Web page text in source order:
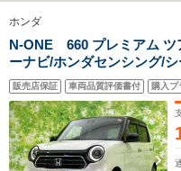
ホンダ
N-ONE 660 プレミアム
ーナビ/ホンダセンシング/
防止支援システム/シート
LED/USBジャック/
販売店保証 車両品質評価書付 購入プ